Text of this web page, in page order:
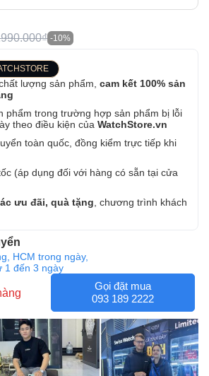
-10%
lượng sản phẩm, cam kết 100% sản
phẩm trong trường hợp sản phẩm bị lỗi
theo điều kiện của WatchStore.vn
toàn quốc, đồng kiểm trực tiếp khi
(áp dụng đối với hàng có sẵn tại cửa
ưu đãi, quà tặng , chương trình khách
HCM trong ngày,
1 đến 3 ngày
Gọi đặt mua
093 189 2222